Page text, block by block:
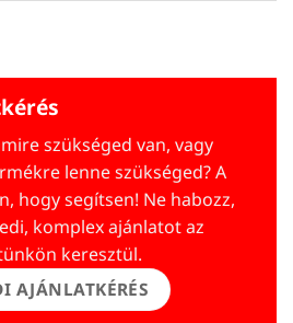
szükséged van, vagy
lenne szükséged? A
hogy segítsen! Ne habozz,
komplex ajánlatot az
keresztül.
AJÁNLATKÉRÉS